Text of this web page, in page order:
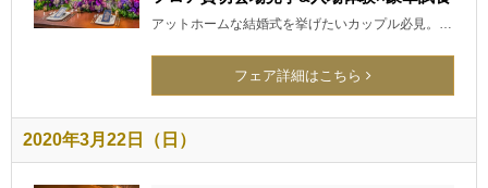
アットホームな結婚式を挙げたいカップル必見。…
フェア詳細はこちら
2020年3月22日（日）